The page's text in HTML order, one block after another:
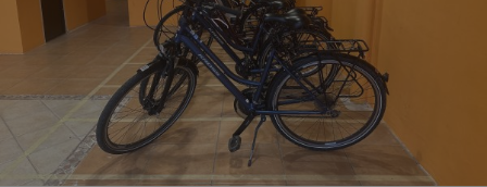
JUNIOR SUITES
SUITE